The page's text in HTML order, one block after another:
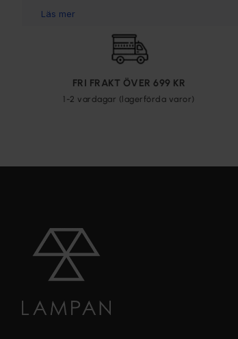
FRI FRAKT ÖVER 699 KR
1-2 vardagar (lagerförda varor)